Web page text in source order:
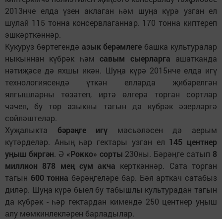
2013нче елда үзен аклаган һәм шуңа күрә узган ел
шулай 115 тонна консервлаганнар. 170 тонна киптереп
эшкәрткәннәр.
Кукуруз бөртегендә азык берәмлеге башка культуралар
ныкыннан күбрәк һәмсавым сыерларга ашатканда
нәтиҗәсе дә яхшы икән. Шуңа күрә 2015нче елда игү
технологиясендә үткән елларда җибәрелгән
ялгышларны төзәтеп, иртә өлгерә торган сортлар
чәчеп, бу төр азыкны тагын да күбрәк әзерләргә
сөйләштеләр.
Хуҗалыкта бәрәңге игү мәсьәләсен дә аерым
күтәрделәр. Аның һәр гектары узган ел 145 центнер
уңыш биргән. Ә «Рокко» сорты 230ны. Бәрәңге сатып 8
миллион 878 мең сум акча керткәннәр. Сата торган
тагын 600 тонна бәрәңгеләре бар. Бәя арткач сатабыз
диләр. Шуңа күрә быел бу табышлы культурадан тагын
да күбрәк - һәр гектардан кимендә 250 центнер уңыш
алу мөмкинлекләрен барладылар.